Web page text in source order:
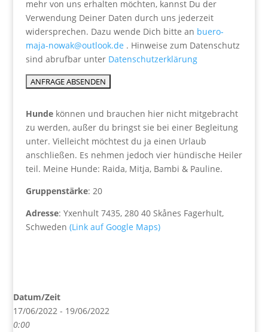
mehr von uns erhalten möchten, kannst Du der
Verwendung Deiner Daten durch uns jederzeit
widersprechen. Dazu wende Dich bitte an buero-
maja-nowak@outlook.de . Hinweise zum Datenschutz
sind abrufbar unter Datenschutzerklärung
Hunde können und brauchen hier nicht mitgebracht
zu werden, außer du bringst sie bei einer Begleitung
unter. Vielleicht möchtest du ja einen Urlaub
anschließen. Es nehmen jedoch vier hündische Heiler
teil. Meine Hunde: Raida, Mitja, Bambi & Pauline.
Gruppenstärke: 20
Adresse: Yxenhult 7435, 280 40 Skånes Fagerhult,
Schweden (Link auf Google Maps)
Datum/Zeit
17/06/2022 - 19/06/2022
0:00